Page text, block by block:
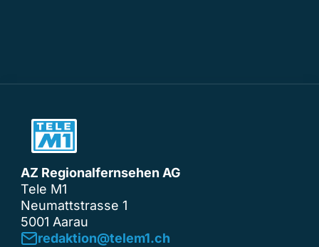
AZ Regionalfernsehen AG
Tele M1
Neumattstrasse 1
5001 Aarau
redaktion@telem1.ch